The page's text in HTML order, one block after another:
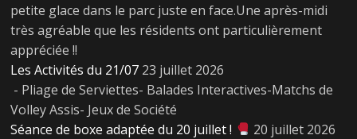
petite glace dans le parc juste en face.Une après-midi
très agréable que les résidents ont particulièrement
appréciée !!
Les Activités du 21/07 23 juillet 2026
- Pliage de Serviettes- Balades Interactives-Matchs de
Volley Assis- Jeux de Société
Séance de boxe adaptée du 20 juillet !
20 juillet 2026